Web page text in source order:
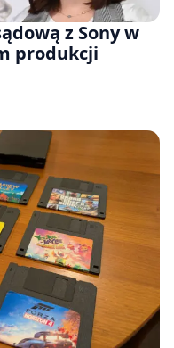
z Sony w
produkcji